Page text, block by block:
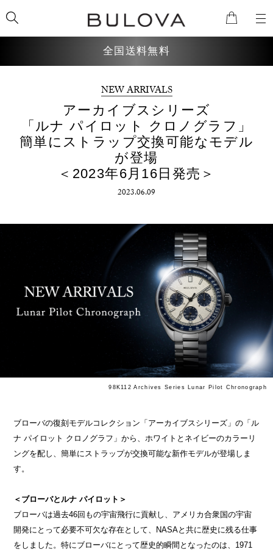
全国送料無料
NEW ARRIVALS
アーカイブスシリーズ
「ルナ パイロット クロノグラフ」
簡単にストラップ交換可能なモデル
が登場
＜2023年6月16日発売＞
2023.06.09
98K112 Archives Series Lunar Pilot Chronograph
ブローバの復刻モデルコレクション「アーカイブスシリーズ」の「ル
ナ パイロット クロノグラフ」から、ホワイトとネイビーのカラーリ
ングを配し、簡単にストラップが交換可能な新作モデルが登場しま
す。
＜ブローバとルナ パイロット＞
ブローバは過去46回もの宇宙飛行に貢献し、アメリカ合衆国の宇宙
開発にとって必要不可欠な存在として、NASAと共に歴史に残る仕事
をしました。特にブローバにとって歴史的瞬間となったのは、1971